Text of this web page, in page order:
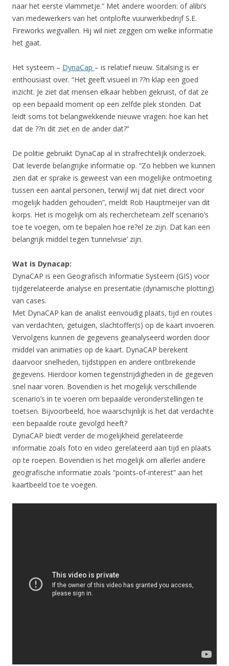
naar het eerste vlammetje.” Met andere woorden: of alibi’s
van medewerkers van het ontplofte vuurwerkbedrijf S.E.
Fireworks wegvallen. Hij wil niet zeggen om welke informatie
het gaat.
Het systeem – DynaCap – is relatief nieuw. Sitalsing is er
enthousiast over. “Het geeft visueel in ??n klap een goed
inzicht. Je ziet dat mensen elkaar hebben gekruist, of dat ze
op een bepaald moment op een zelfde plek stonden. Dat
leidt soms tot belangwekkende nieuwe vragen: hoe kan het
dat de ??n dit ziet en de ander dat?”
De politie gebruikt DynaCap al in strafrechtelijk onderzoek.
Dat leverde belangrijke informatie op. “Zo hebben we kunnen
zien dat er sprake is geweest van een mogelijke ontmoeting
tussen een aantal personen, terwijl wij dat niet direct voor
mogelijk hadden gehouden”, meldt Rob Hauptmeijer van dit
korps. Het is mogelijk om als rechercheteam zelf scenario’s
toe te voegen, om te bepalen hoe re?el ze zijn. Dat kan een
belangrijk middel tegen ’tunnelvisie’ zijn.
Wat is Dynacap:
DynaCAP is een Geografisch Informatie Systeem (GIS) voor
tijdgerelateerde analyse en presentatie (dynamische plotting)
van cases.
Met DynaCAP kan de analist eenvoudig plaats, tijd en routes
van verdachten, getuigen, slachtoffer(s) op de kaart invoeren.
Vervolgens kunnen de gegevens geanalyseerd worden door
middel van animaties op de kaart. DynaCAP berekent
daarvoor snelheden, tijdstippen en andere ontbrekende
gegevens. Hierdoor komen tegenstrijdigheden in de gegeven
snel naar voren. Bovendien is het mogelijk verschillende
scenario’s in te voeren om bepaalde veronderstellingen te
toetsen. Bijvoorbeeld, hoe waarschijnlijk is het dat verdachte
een bepaalde route gevolgd heeft?
DynaCAP biedt verder de mogelijkheid gerelateerde
informatie zoals foto en video gerelateerd aan tijd en plaats
op te roepen. Bovendien is het mogelijk om allerlei andere
geografische informatie zoals “points-of-interest” aan het
kaartbeeld toe te voegen.